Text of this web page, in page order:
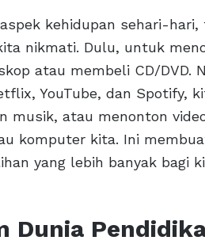
kehidupan sehari-hari,
nikmati. Dulu, untuk
atau membeli CD/DVD.
YouTube, dan Spotify,
musik, atau menonton
komputer kita. Ini
yang lebih banyak bagi
Dunia